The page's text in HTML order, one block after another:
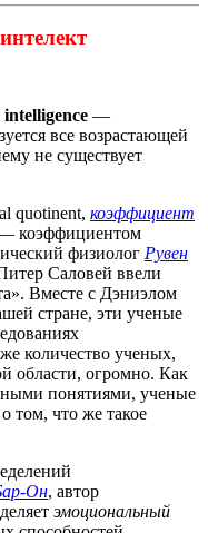
—
все возрастающей
не существует
quotinent, коэффициент
коэффициентом
физиолог Рувен
Саловей ввели
Вместе с Дэниэлом
стране, эти ученые
количество ученых,
области, огромно. Как
понятиями, ученые
том, что же такое
Он, автор
эмоциональный